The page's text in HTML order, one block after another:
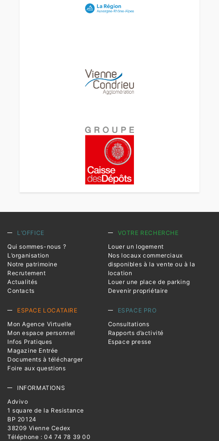
L’OFFICE
Qui sommes-nous ?
L’organisation
Notre patrimoine
Recrutement
Actualités
Contacts
VOTRE RECHERCHE
Louer un logement
Nos locaux commerciaux
disponibles à la vente ou à la
location
Louer une place de parking
Devenir propriétaire
ESPACE LOCATAIRE
Mon Agence Virtuelle
Mon espace personnel
Infos Pratiques
Magazine Entrée
Documents à télécharger
Foire aux questions
ESPACE PRO
Consultations
Rapports d’activité
Espace presse
INFORMATIONS
Advivo
1 square de la Resistance
BP 20124
38209 Vienne Cedex
Téléphone : 04 74 78 39 00